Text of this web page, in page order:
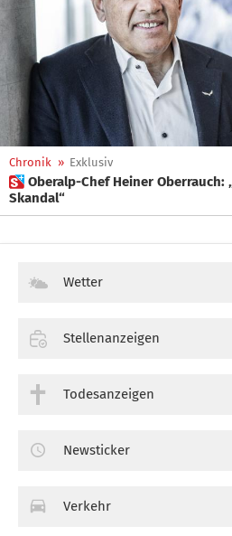
Chronik » Exklusiv
 Oberalp-Chef Heiner Oberrauch: „Das ist der wahre
Skandal“
Wetter
Stellenanzeigen
Todesanzeigen
Newsticker
Verkehr